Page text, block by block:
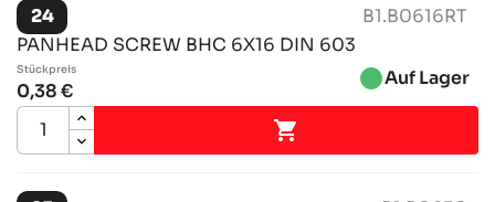
24
B1.B0616RT
PANHEAD SCREW BHC 6X16 DIN 603
Stückpreis
0,38 € brightness_1Auf Lager
